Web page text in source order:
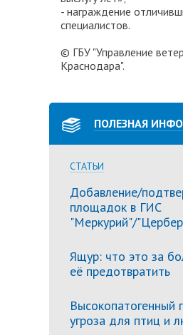
- награждение
специалистов.
© ГБУ "Управление
Краснодара".
ПОЛЕЗНАЯ
СТАТЬИ
Добавление/
площадок в ГИС
"Меркурий"/
Ящур: что это за
её предотвратить
Высокопатогенный
угроза для птиц и